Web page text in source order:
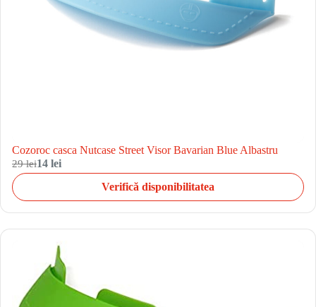
Cozoroc casca Nutcase Street Visor Bavarian Blue Albastru
29 lei14 lei
Verifică disponibilitatea